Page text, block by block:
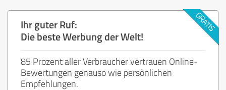
Ihr guter Ruf:
Die beste Werbung der Welt!
85 Prozent aller Verbraucher vertrauen Online-
Bewertungen genauso wie persönlichen
Empfehlungen.